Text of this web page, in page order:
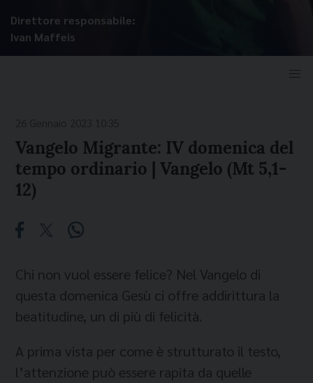
Direttore responsabile:
Ivan Maffeis
Vangelo Migrante: IV domenica del
tempo ordinario | Vangelo (Mt 5,1-
12)
Chi non vuol essere felice? Nel Vangelo di
questa domenica Gesù ci offre addirittura la
beatitudine, un di più di felicità.
A prima vista per come è strutturato il testo,
l’attenzione può essere rapita da quelle